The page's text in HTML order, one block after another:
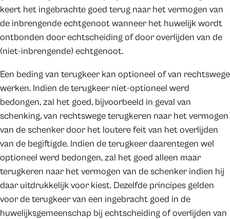
keert het ingebrachte goed terug naar het vermogen van
de inbrengende echtgenoot wanneer het huwelijk wordt
ontbonden door echtscheiding of door overlijden van de
(niet-inbrengende) echtgenoot.
Een beding van terugkeer kan optioneel of van rechtswege
werken. Indien de terugkeer niet-optioneel werd
bedongen, zal het goed, bijvoorbeeld in geval van
schenking, van rechtswege terugkeren naar het vermogen
van de schenker door het loutere feit van het overlijden
van de begiftigde. Indien de terugkeer daarentegen wel
optioneel werd bedongen, zal het goed alleen maar
terugkeren naar het vermogen van de schenker indien hij
daar uitdrukkelijk voor kiest. Dezelfde principes gelden
voor de terugkeer van een ingebracht goed in de
huwelijksgemeenschap bij echtscheiding of overlijden van